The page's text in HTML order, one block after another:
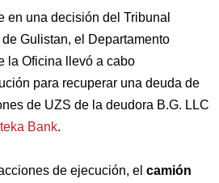
en una decisión del Tribunal
Gulistan, el Departamento
la Oficina llevó a cabo
para recuperar una deuda de
de UZS de la deudora B.G. LLC
Bank.
de ejecución, el camión